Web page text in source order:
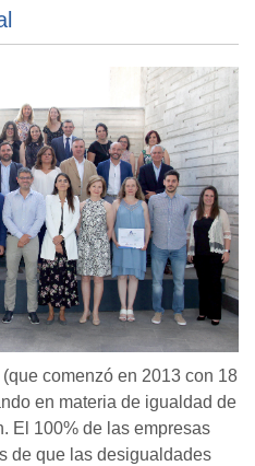
comenzó en 2013 con 18
en materia de igualdad de
El 100% de las empresas
de que las desigualdades